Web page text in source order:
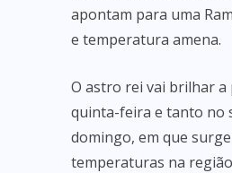
apontam para uma
e temperatura amena.
O astro rei vai brilhar
quinta-feira e tanto no
domingo, em que
temperaturas na